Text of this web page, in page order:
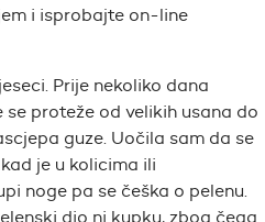
i isprobajte on-line
Prije nekoliko dana
proteže od velikih usana do
guze. Uočila sam da se
je u kolicima ili
noge pa se češka o pelenu.
dio ni kupku, zbog čega